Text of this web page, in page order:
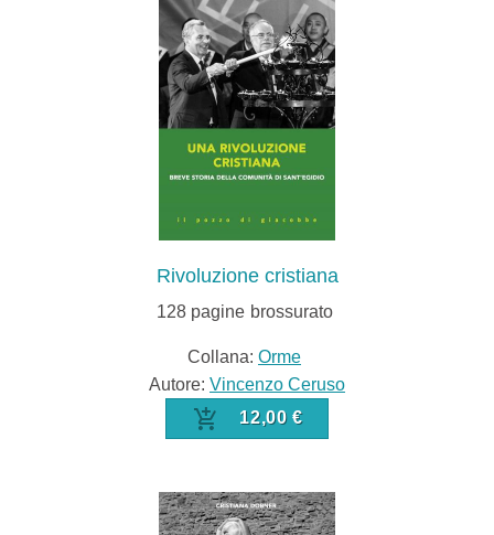
Rivoluzione cristiana
128pagine brossurato
Collana: Orme
Autore: Vincenzo Ceruso
12,00 €